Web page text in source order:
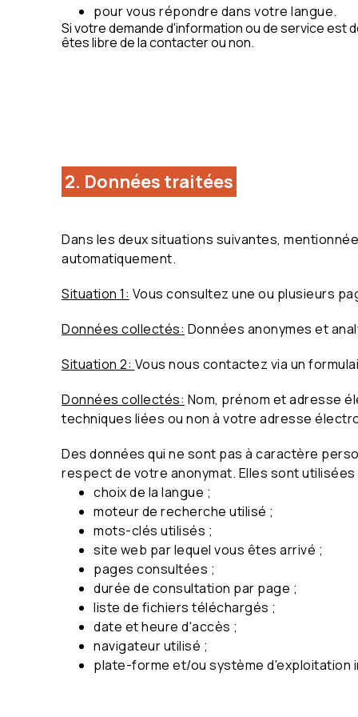
pour vous répondre dans votre langue.
Si votre demande d'information ou de service
êtes libre de la contacter ou non.
2. Données traitées
Dans les deux situations suivantes,
automatiquement.
Situation 1: Vous consultez une ou plusieurs
Données collectés: Données anonymes et
Situation 2: Vous nous contactez via un
Données collectés: Nom, prénom et adresse
techniques liées ou non à votre adresse
Des données qui ne sont pas à caractère
respect de votre anonymat. Elles sont
choix de la langue ;
moteur de recherche utilisé ;
mots-clés utilisés ;
site web par lequel vous êtes arrivé ;
pages consultées ;
durée de consultation par page ;
liste de fichiers téléchargés ;
date et heure d'accès ;
navigateur utilisé ;
plate-forme et/ou système d'exploitation